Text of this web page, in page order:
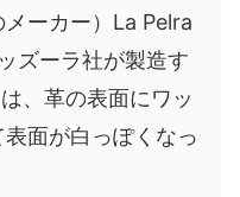
ーカー）La Pelra
ズーラ社が製造す
、革の表面にワッ
面が白っぽくなっ